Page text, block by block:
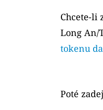
Chcete-li
Long An/
tokenu
Poté